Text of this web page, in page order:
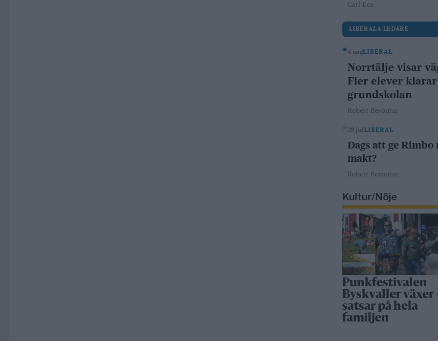
Carl Eos
LIBERALA LEDARE
4 augLIBERAL
Norrtälje visar
Fler elever klarar
grundskolan
Robert Beronius
29 jul LIBERAL
Dags att ge Rimbo
makt?
Robert Beronius
Kultur/Nöje
Punkfestivalen
Byskvaller växer
satsar på hela
familjen